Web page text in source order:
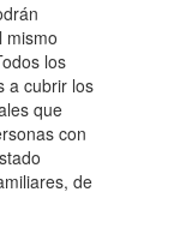
mismo
los
a cubrir los
que
con
de